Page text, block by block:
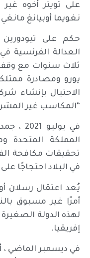
على تويتر أخوه
نغويما أوبيانغ
حكم على
يورو ومصادرة
الاحتيال بإنشاء
“المكاسب غير
في
المملكة المتحدة
تحقيقات مكافحة
في البلاد احتجاجًا على
يُعد اعتقال رسلان
أمرًا غير مسبوق
لهذه الدولة
إفريقيا.
في ديسمبر الماضي ،